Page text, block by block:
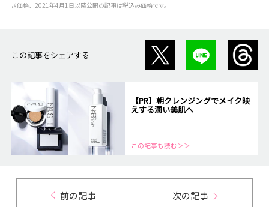
き価格、2021年4月1日以降公開の記事は税込み価格です。
この記事をシェアする
【PR】朝クレンジングでメイク映
えする潤い美肌へ
この記事も読む＞＞
前の記事 次の記事